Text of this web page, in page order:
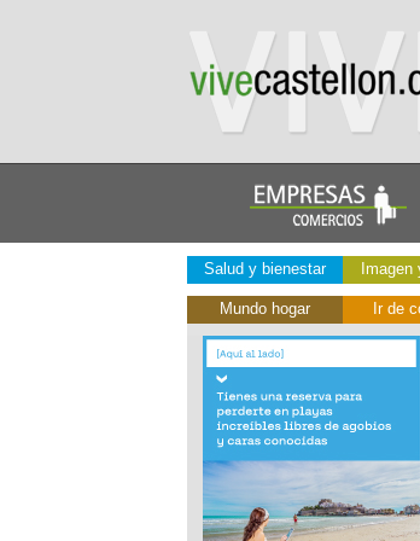
Salud y bienestar Imagen
Mundo hogar Ir de